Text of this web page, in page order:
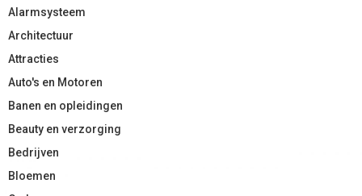
Alarmsysteem
Architectuur
Attracties
Auto's en Motoren
Banen en opleidingen
Beauty en verzorging
Bedrijven
Bloemen